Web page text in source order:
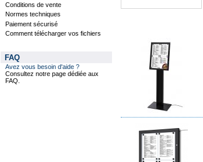
Conditions de vente
Normes techniques
Paiement sécurisé
Comment télécharger vos fichiers
FAQ
Avez vous besoin d'aide ?
Consultez notre page dédiée aux
FAQ.